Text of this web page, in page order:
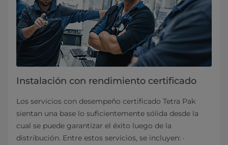
Instalación con rendimiento certificado
Los servicios con desempeño certificado Tetra Pak
sientan una base lo suficientemente sólida desde la
cual se puede garantizar el éxito luego de la
distribución. Entre estos servicios, se incluyen: ·